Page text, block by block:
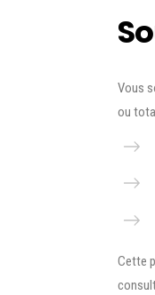
Vous
ou
Cette